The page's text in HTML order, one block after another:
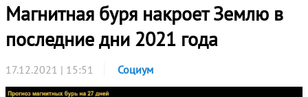
Магнитная буря накроет Землю в
последние дни 2021 года
17.12.2021 | 15:51 Социум